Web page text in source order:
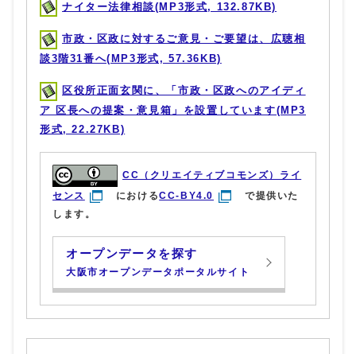
ナイター法律相談(MP3形式, 132.87KB)
市政・区政に対するご意見・ご要望は、広聴相
談3階31番へ(MP3形式, 57.36KB)
区役所正面玄関に、「市政・区政へのアイディ
ア 区長への提案・意見箱」を設置しています(MP3
形式, 22.27KB)
CC（クリエイティブコモンズ）ライ
センス
におけるCC-BY4.0
で提供いた
します。
オープンデータを探す
大阪市オープンデータポータルサイト